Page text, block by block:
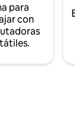
para
con